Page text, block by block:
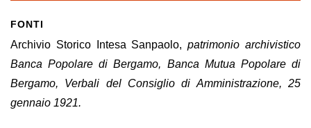
FONTI
Archivio Storico Intesa Sanpaolo,patrimonio archivistico
Banca Popolare di Bergamo, Banca Mutua Popolare di
Bergamo, Verbali del Consiglio di Amministrazione, 25
gennaio 1921.